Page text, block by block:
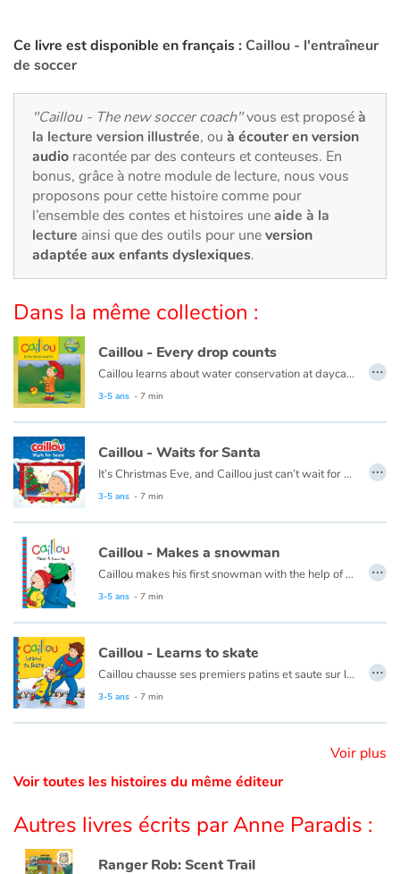
Art, espace, activité
Documentaires
En famille
Quotidien et loisirs
À l'école
Amour et amitié
Sujets de société
Émotions et sentiments
Formats et illustrations
Catalogue anglais
Contraste +
Aide
Accueil
Famille
Médiathèques
Vidéos & Tutoriaux
Ce livre est disponible en français : Caillou - l'entraîneur
de soccer
"Caillou - The new soccer coach"vous est proposéà
la lecture version illustrée, ou à écouter en version
audio racontée par des conteurs et conteuses. En
bonus, grâce à notre module de lecture, nous vous
proposons pour cette histoire comme pour
l’ensemble des contes et histoires uneaide à la
lecture ainsi que des outils pour uneversion
adaptée aux enfants dyslexiques.
Dans la même collection :
Caillou - Every drop counts
Caillou learns about water conservation at daycare. When he gets home, he looks for ways to save water. Every drop adds up!
This book is also available in French:
3-5 ans - 7 min
…
Caillou - Waits for Santa
It’s Christmas Eve, and Caillou just can’t wait for night time. He plans to stay up all night to see Santa, but he finds this a lot harder than he thought it would be.
This book is also available in French:
3-5 ans - 7 min
…
Caillou - Makes a snowman
Caillou makes his first snowman with the help of his friend, Sarah.
This book is also available in French:
3-5 ans - 7 min
…
Caillou - Learns to skate
Caillou chausse ses premiers patins et saute sur la glace. Après plusieurs chutes et bien des encouragements de la part de papa et maman, Caillou patine enfin !
Ce livre est aussi disponible en français :
3-5 ans - 7 min
…
Voir plus
Voir toutes les histoires du même éditeur
Autres livres écrits par Anne Paradis :
Ranger Rob: Scent Trail